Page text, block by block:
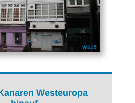
Westeuropa